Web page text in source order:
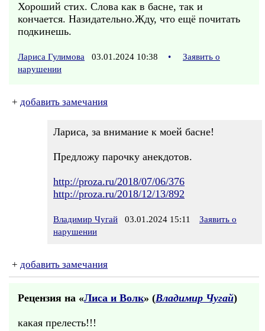
Хороший стих. Слова как в басне, так и
кончается. Назидательно.Жду, что ещё почитать
подкинешь.
Лариса Гулимова 03.01.2024 10:38 •
Заявить о
нарушении
+ добавить замечания
Лариса, за внимание к моей басне!
Предложу парочку анекдотов.
http://proza.ru/2018/07/06/376
http://proza.ru/2018/12/13/892
Владимир Чугай 03.01.2024 15:11
Заявить о
нарушении
+ добавить замечания
Рецензия на «Лиса и Волк» (Владимир Чугай)
какая прелесть!!!